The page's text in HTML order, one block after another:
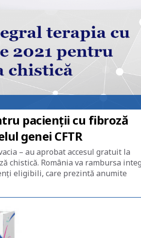
pacienții cu fibroză
genei CFTR
– au aprobat accesul gratuit la
chistică. România va rambursa
eligibili, care prezintă anumite